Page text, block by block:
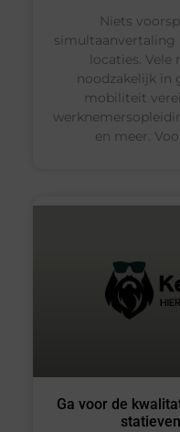
Niets
simultaanvertaling
locaties.
noodzakelijk in
mobiliteit
en meer.
Ga voor de